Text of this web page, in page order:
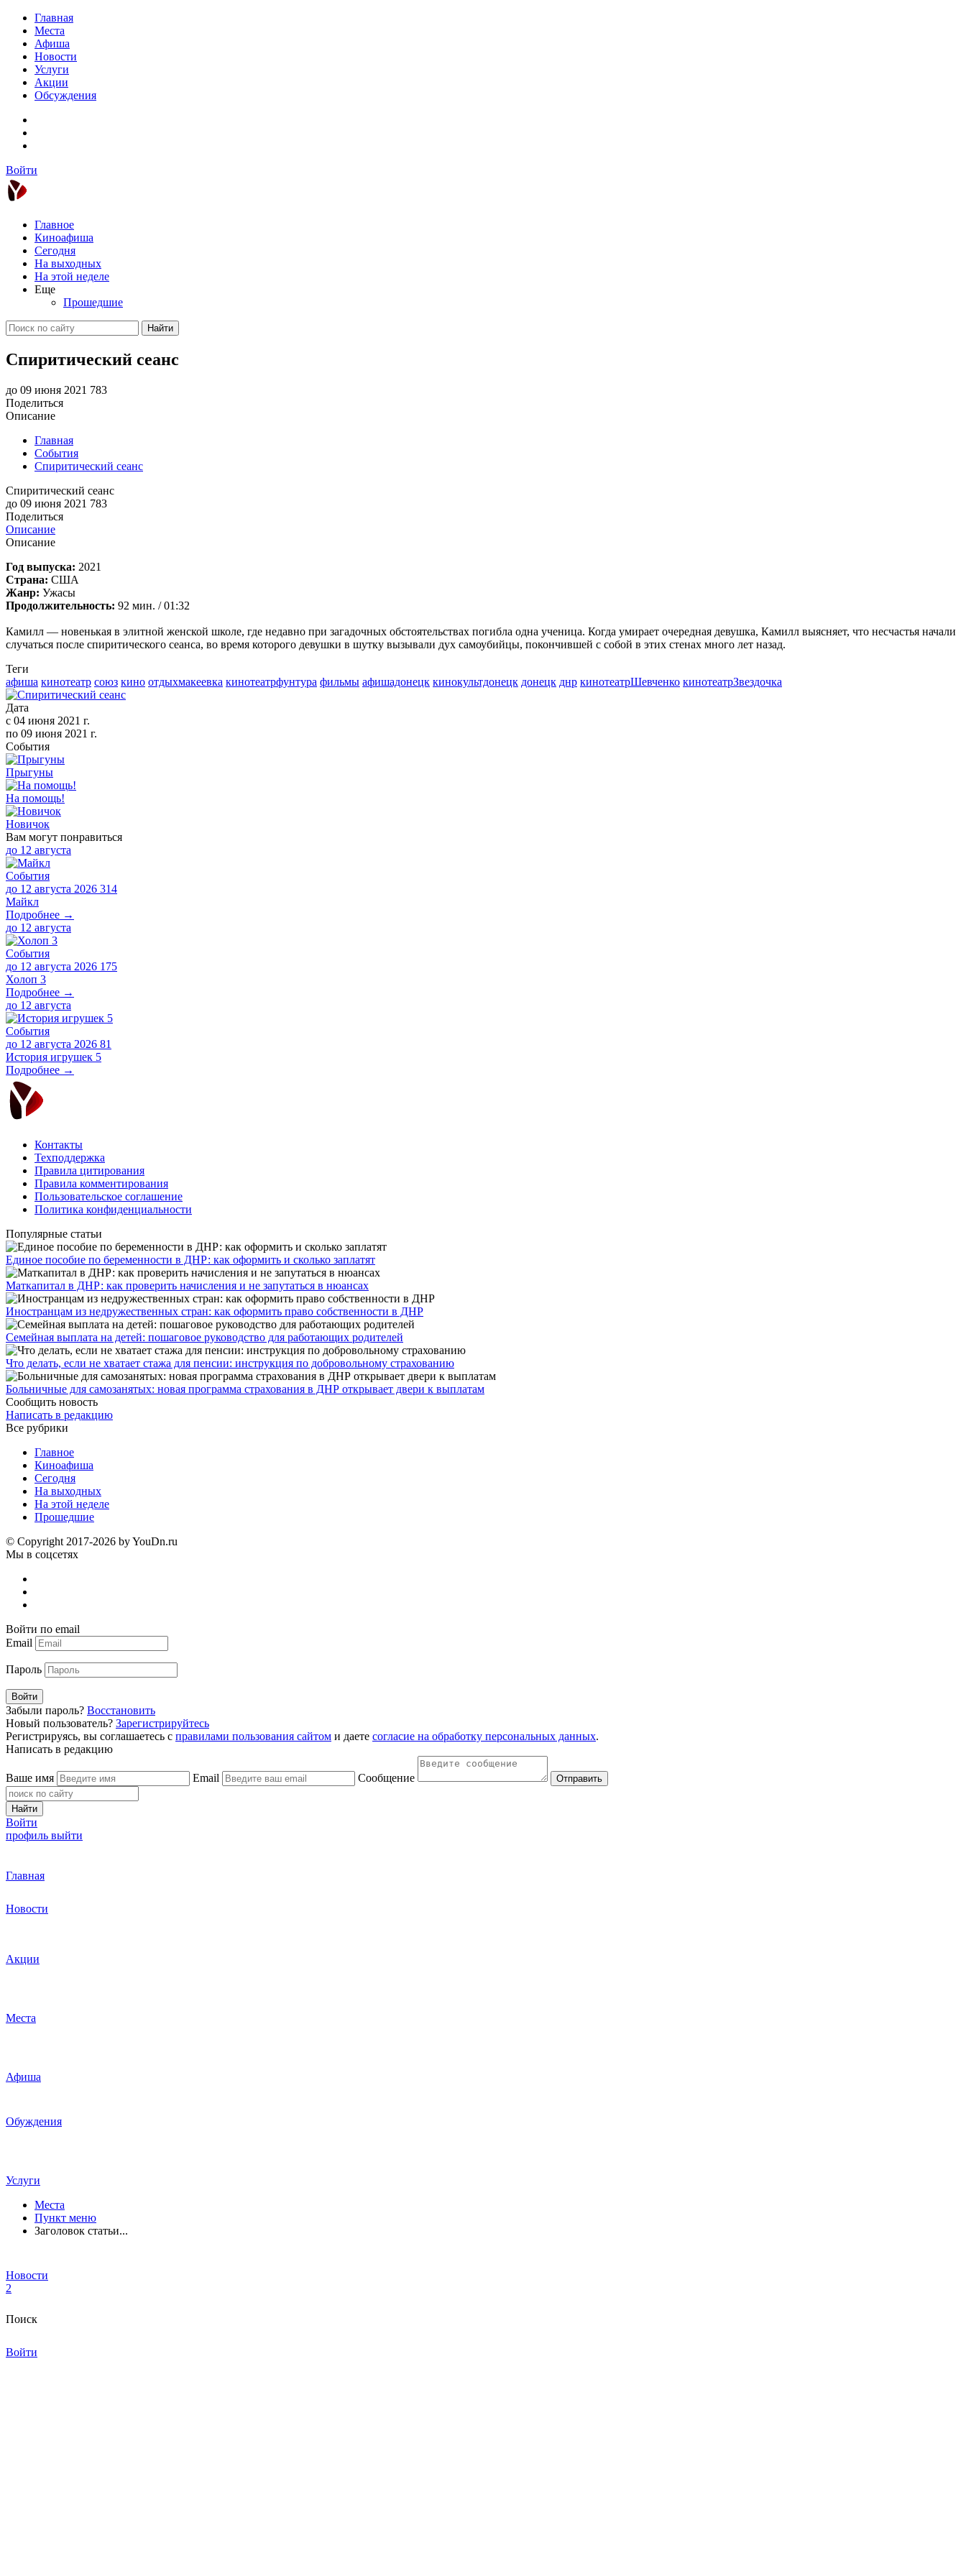
Главная
Места
Афиша
Новости
Услуги
Акции
Обсуждения
Войти
Главное
Киноафиша
Сегодня
На выходных
На этой неделе
Еще
Прошедшие
Найти
Спиритический сеанс
до 09 июня 2021 783
Поделиться
Описание
Главная
События
Спиритический сеанс
Спиритический сеанс
до 09 июня 2021 783
Поделиться
Описание
Описание
Год выпуска: 2021
Страна: США
Жанр: Ужасы
Продолжительность: 92 мин. / 01:32
Камилл — новенькая в элитной женской школе, где недавно при загадочных обстоятельствах погибла одна ученица. Когда умирает очередная девушка, Камилл выясняет, что несчастья начали
случаться после спиритического сеанса, во время которого девушки в шутку вызывали дух самоубийцы, покончившей с собой в этих стенах много лет назад.
Теги
афиша кинотеатр союз кино отдыхмакеевка кинотеатрфунтура фильмы афишадонецк кинокультдонецк донецк днр кинотеатрШевченко кинотеатрЗвездочка
Дата
с 04 июня 2021 г.
по 09 июня 2021 г.
События
Прыгуны
На помощь!
Новичок
Вам могут понравиться
до 12 августа
События
до 12 августа 2026 314
Майкл
Подробнее →
до 12 августа
События
до 12 августа 2026 175
Холоп 3
Подробнее →
до 12 августа
События
до 12 августа 2026 81
История игрушек 5
Подробнее →
Контакты
Техподдержка
Правила цитирования
Правила комментирования
Пользовательское соглашение
Политика конфиденциальности
Популярные статьи
Единое пособие по беременности в ДНР: как оформить и сколько заплатят
​Маткапитал в ДНР: как проверить начисления и не запутаться в нюансах
Иностранцам из недружественных стран: как оформить право собственности в ДНР
Семейная выплата на детей: пошаговое руководство для работающих родителей
Что делать, если не хватает стажа для пенсии: инструкция по добровольному страхованию
Больничные для самозанятых: новая программа страхования в ДНР открывает двери к выплатам
Сообщить новость
Написать в редакцию
Все рубрики
Главное
Киноафиша
Сегодня
На выходных
На этой неделе
Прошедшие
© Copyright 2017-2026 by YouDn.ru
Мы в соцсетях
Войти по email
Email
Пароль
Войти
Забыли пароль? Восстановить
Новый пользователь? Зарегистрируйтесь
Регистрируясь, вы соглашаетесь с правилами пользования сайтом и даете согласие на обработку персональных данных.
Написать в редакцию
Ваше имя Email Сообщение Отправить
Найти
Войти
профиль выйти
Главная
Новости
Акции
Места
Афиша
Обуждения
Услуги
Места
Пункт меню
Заголовок статьи...
Новости
2
Поиск
Войти